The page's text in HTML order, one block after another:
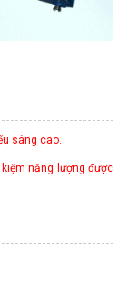
sáng cao.
năng lượng được